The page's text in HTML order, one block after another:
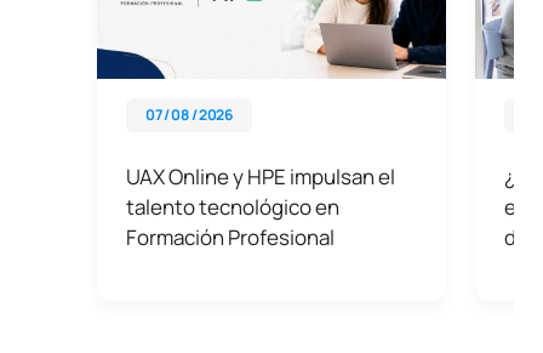
07 / 08 / 2026
UAX Online y HPE impulsan el
talento tecnológico en
Formación Profesional
es